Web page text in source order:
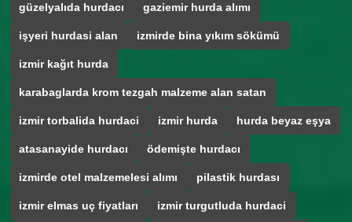
güzelyalıda hurdacı gaziemir hurda alımı
işyeri hurdasi alan izmirde bina yıkım sökümü
izmir kağıt hurda
karabaglarda krom tezgah malzeme alan satan
izmir torbalida hurdaci izmir hurda hurda beyaz eşya
atasanayide hurdacı ödemişte hurdacı
izmirde otel malzemelesi alımı pilastik hurdası
izmir elmas uç fiyatları izmir turgutluda hurdaci